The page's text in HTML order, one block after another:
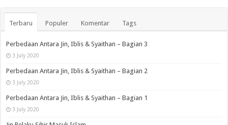
Terbaru Populer Komentar Tags
Perbedaan Antara Jin, Iblis & Syaithan – Bagian 3
3 July 2020
Perbedaan Antara Jin, Iblis & Syaithan – Bagian 2
3 July 2020
Perbedaan Antara Jin, Iblis & Syaithan – Bagian 1
3 July 2020